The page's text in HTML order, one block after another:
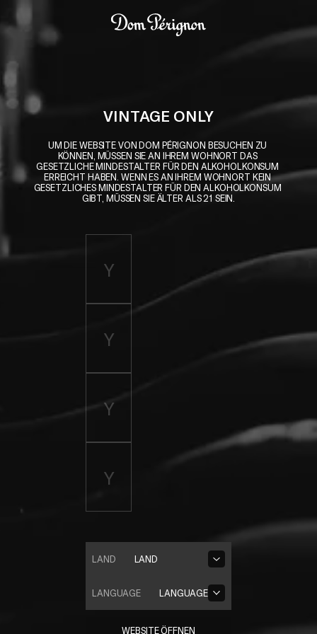
VINTAGE ONLY
UM DIE WEBSITE VON DOM PÉRIGNON BESUCHEN ZU
KÖNNEN, MÜSSEN SIE AN IHREM WOHNORT DAS
GESETZLICHE MINDESTALTER FÜR DEN ALKOHOLKONSUM
ERREICHT HABEN. WENN ES AN IHREM WOHNORT KEIN
GESETZLICHES MINDESTALTER FÜR DEN ALKOHOLKONSUM
GIBT, MÜSSEN SIE ÄLTER ALS 21 SEIN.
LAND
LAND
LANGUAGE
LANGUAGE
WEBSITE ÖFFNEN